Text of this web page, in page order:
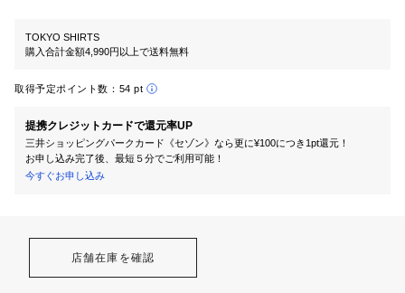
TOKYO SHIRTS
購入合計金額4,990円以上で送料無料
取得予定ポイント数： 54 pt
提携クレジットカードで還元率UP
三井ショッピングパークカード《セゾン》なら更に¥100につき1pt還元！
お申し込み完了後、最短５分でご利用可能！
今すぐお申し込み
店舗在庫を確認